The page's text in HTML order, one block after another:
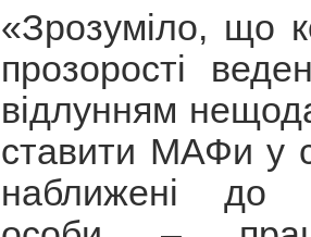
«Зрозуміло, що
прозорості
відлунням
ставити МАФи у
наближені до